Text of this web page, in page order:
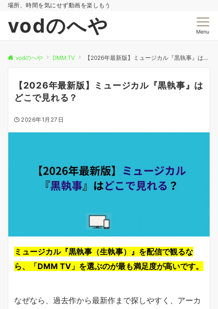
場所、時間を気にせず動画を楽しもう
vodのへや Menu
vodのへや DMM.TV 【2026年最新版】ミュージカル『黒執事』はどこで見れる？
【2026年最新版】ミュージカル『黒執事』は
どこで見れる？
2026年1月27日
ミュージカル『黒執事（生執事）』を配信で観るな
ら、「DMM TV」を選ぶのが最も満足度が高いです。
なぜなら、過去作から最新作まで探しやすく、アーカ